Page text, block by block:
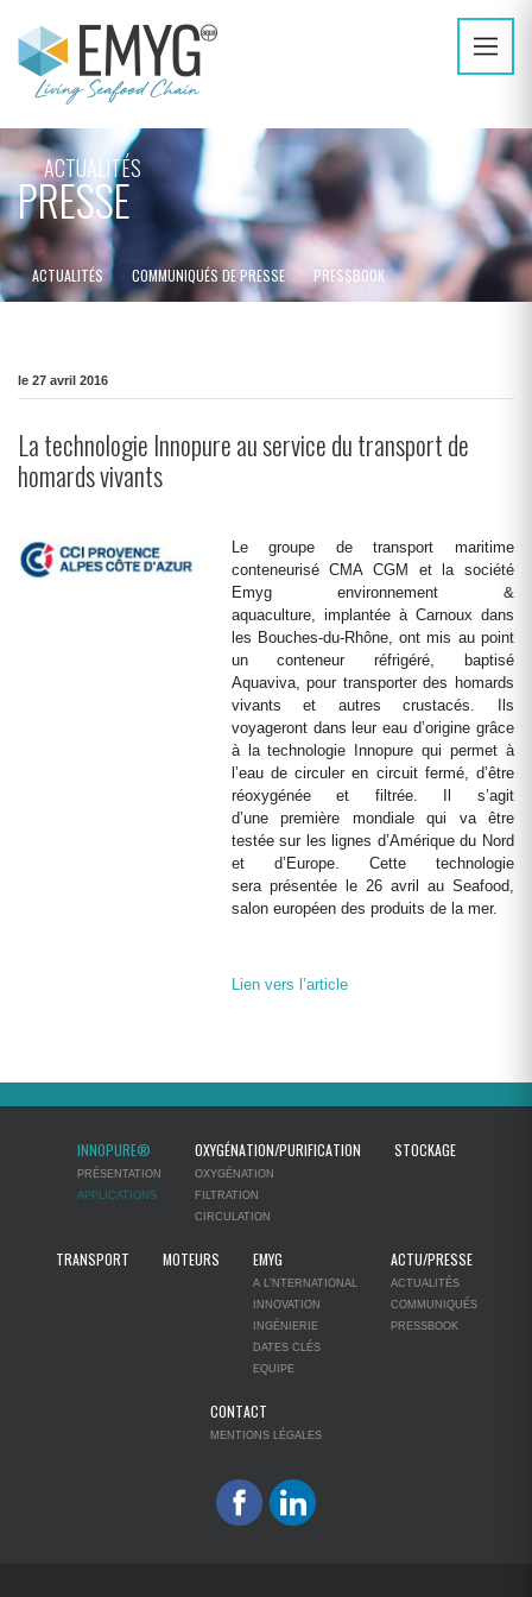
ACTUALITÉS
PRESSE
ACTUALITÉS COMMUNIQUÉS DE PRESSE PRESSBOOK
le 27 avril 2016
La technologie Innopure au service du transport de
homards vivants
Le groupe de transport maritime
conteneurisé CMA CGM et la société
Emyg environnement &
aquaculture, implantée à Carnoux dans
les Bouches-du-Rhône, ont mis au point
un conteneur réfrigéré, baptisé
Aquaviva, pour transporter des homards
vivants et autres crustacés. Ils
voyageront dans leur eau d’origine grâce
à la technologie Innopure qui permet à
l’eau de circuler en circuit fermé, d’être
réoxygénée et filtrée. Il s’agit
d’une première mondiale qui va être
testée sur les lignes d’Amérique du Nord
et d’Europe. Cette technologie
sera présentée le 26 avril au Seafood,
salon européen des produits de la mer.
Lien vers l’article
INNOPURE®
PRÉSENTATION
APPLICATIONS
OXYGÉNATION/PURIFICATION
OXYGÉNATION
FILTRATION
CIRCULATION
STOCKAGE
TRANSPORT MOTEURS EMYG
A L’NTERNATIONAL
INNOVATION
INGÉNIERIE
DATES CLÉS
EQUIPE
ACTU/PRESSE
ACTUALITÉS
COMMUNIQUÉS
PRESSBOOK
CONTACT
MENTIONS LÉGALES